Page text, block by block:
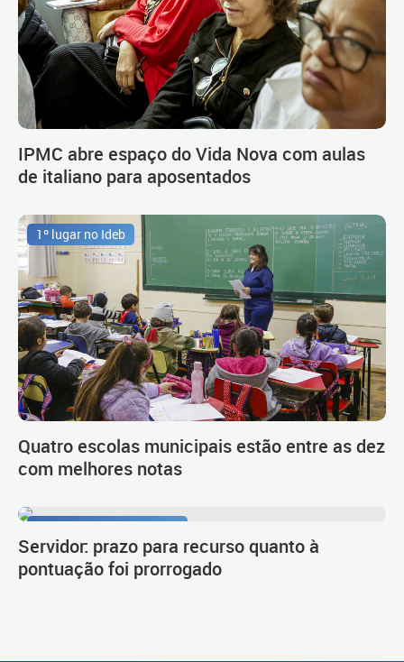
IPMC abre espaço do Vida Nova com aulas
de italiano para aposentados
1º lugar no Ideb
Quatro escolas municipais estão entre as dez
com melhores notas
Servidor: prazo para recurso quanto à
pontuação foi prorrogado